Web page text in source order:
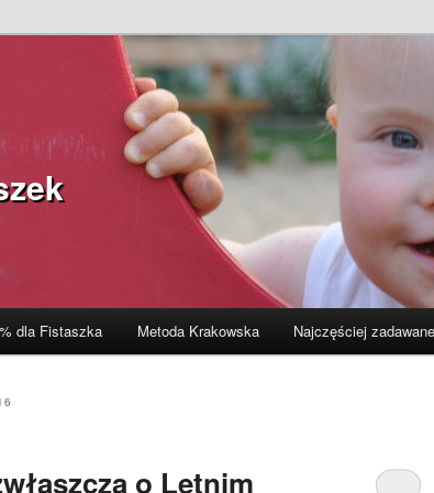
dla Fistaszka Metoda Krakowska Najczęściej
o Letnim